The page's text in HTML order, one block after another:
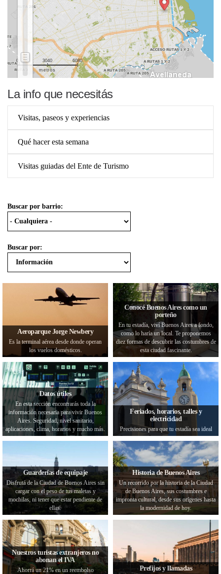
metros
0 3040 6080
La info que necesitás
Visitas, paseos y experiencias
Qué hacer esta semana
Visitas guiadas del Ente de Turismo
Buscar por barrio:
Buscar por:
Aeroparque Jorge Newbery
Es la terminal aérea desde donde operan
los vuelos domésticos.
Conocé Buenos Aires como un
porteño
En tu estadía, viví Buenos Aires a fondo,
como lo haría un local. Te proponemos
diez formas de descubrir las costumbres de
esta ciudad fascinante.
Datos útiles
En esta sección encontrarás toda la
información necesaria para vivir Buenos
Aires. Seguridad, nivel sanitario,
aplicaciones, clima, horarios y mucho más.
Feriados, horarios, talles y
electricidad
Precisiones para que tu estadía sea ideal
Guarderías de equipaje
Disfrutá de la Ciudad de Buenos Aires sin
cargar con el peso de tus maletas y
mochilas, ni tener que estar pendiente de
ellas.
Historia de Buenos Aires
Un recorrido por la historia de la Ciudad
de Buenos Aires, sus costumbres e
impronta cultural, desde sus orígenes hasta
la modernidad de hoy.
Nuestros turistas extranjeros no
abonan el IVA
Ahorrá un 21% en un reembolso
Prefijos y llamadas